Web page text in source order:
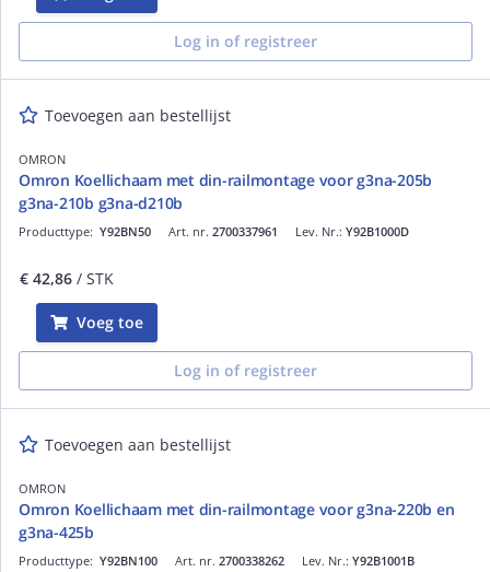
Log in of registreer
Toevoegen aan bestellijst
OMRON
Omron Koellichaam met din-railmontage voor g3na-205b
g3na-210b g3na-d210b
Art. nr. 2700337961
Producttype: Y92BN50 Lev. Nr.: Y92B1000D
€ 42,86 / STK
Voeg toe
Log in of registreer
Toevoegen aan bestellijst
OMRON
Omron Koellichaam met din-railmontage voor g3na-220b en
g3na-425b
Art. nr. 2700338262
Producttype: Y92BN100 Lev. Nr.: Y92B1001B